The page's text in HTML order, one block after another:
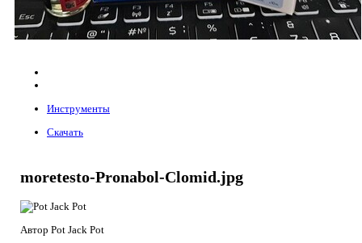
Инструменты
Скачать
moretesto-Pronabol-Clomid.jpg
Автор Pot Jack Pot